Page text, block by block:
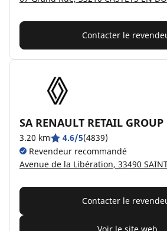
Contacter le
SA RENAULT RETAIL GROUP
3.20 km 4.6/5(4839)
Revendeur recommandé
Contacter le